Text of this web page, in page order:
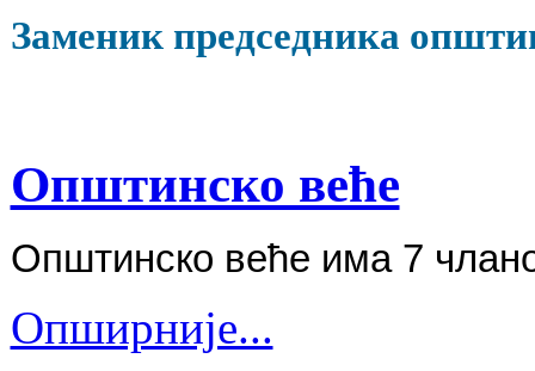
Заменик председника
Општинско веће
Општинско веће има 7
Опширније...